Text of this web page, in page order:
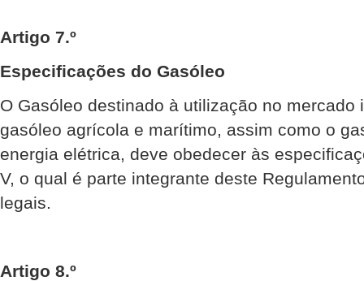
Artigo 7.º
Especificações do Gasóleo
O Gasóleo destinado à utilização no mercado
gasóleo agrícola e marítimo, assim como o
energia elétrica, deve obedecer às
V, o qual é parte integrante deste
legais.
Artigo 8.º